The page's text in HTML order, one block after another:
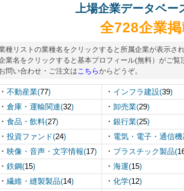
上場企業データベー
全728企業掲
業種リストの業種名をクリックすると所属企業が表示さ
企業名をクリックすると基本プロフィール(無料）がご覧
問い合わせ・ご注文はこちらからどうぞ。
・ 不動産業(77) ・ インフラ建設(39)
・ 倉庫・運輸関連(32) ・ 卸売業(29)
・ 食品・飲料(27) ・ 銀行業(25)
・ 投資ファンド(24) ・ 電気・電子・通信機
・ 映像・音声・文字情報(17) ・ プラスチック製品(
・ 鉄鋼(15) ・ 海運(15)
・ 繊維・縫製製品(14) ・ 化学(12)